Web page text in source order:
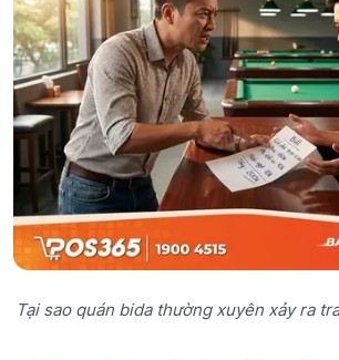
Tại sao quán bida thường xuyên xảy ra